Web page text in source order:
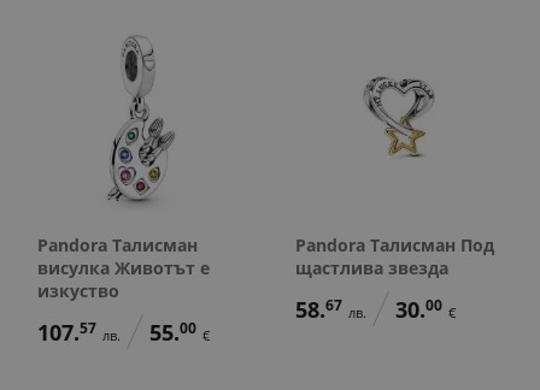
Pandora Талисман
висулка Животът е
изкуство
107.57 лв. 55.00 €
Pandora Талисман Под
щастлива звезда
58.67 лв. 30.00 €